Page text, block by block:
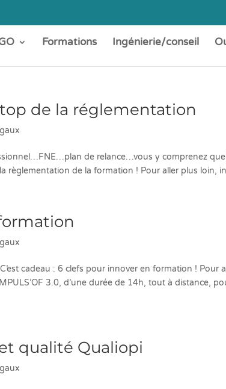
Formations Ingénierie/conseil
de la réglementation
de relance…vous y comprenez
règlementation de la formation ! Pour aller plus loin,
cadeau : 6 clefs pour innover en formation ! Pour
3.0, d’une durée de 14h, tout à distance,
qualité Qualiopi